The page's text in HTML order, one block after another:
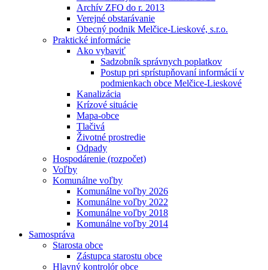
Archív ZFO do r. 2013
Verejné obstarávanie
Obecný podnik Melčice-Lieskové, s.r.o.
Praktické informácie
Ako vybaviť
Sadzobník správnych poplatkov
Postup pri sprístupňovaní informácií v
podmienkach obce Melčice-Lieskové
Kanalizácia
Krízové situácie
Mapa-obce
Tlačivá
Životné prostredie
Odpady
Hospodárenie (rozpočet)
Voľby
Komunálne voľby
Komunálne voľby 2026
Komunálne voľby 2022
Komunálne voľby 2018
Komunálne voľby 2014
Samospráva
Starosta obce
Zástupca starostu obce
Hlavný kontrolór obce